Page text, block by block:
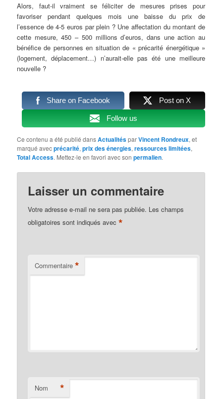
Alors, faut-il vraiment se féliciter de mesures prises pour
favoriser pendant quelques mois une baisse du prix de
l’essence de 4-5 euros par plein ? Une affectation du montant de
cette mesure, 450 – 500 millions d’euros, dans une action au
bénéfice de personnes en situation de « précarité énergétique »
(logement, déplacement…) n’aurait-elle pas été une meilleure
nouvelle ?
Share on Facebook Post on X
Follow us
Ce contenu a été publié dansActualitésparVincent Rondreux, et
marqué avecprécarité,prix des énergies,ressources limitées,
Total Access. Mettez-le en favori avec sonpermalien.
Laisser un commentaire
Votre adresse e-mail ne sera pas publiée. Les champs
obligatoires sont indiqués avec*
Commentaire *
Nom *